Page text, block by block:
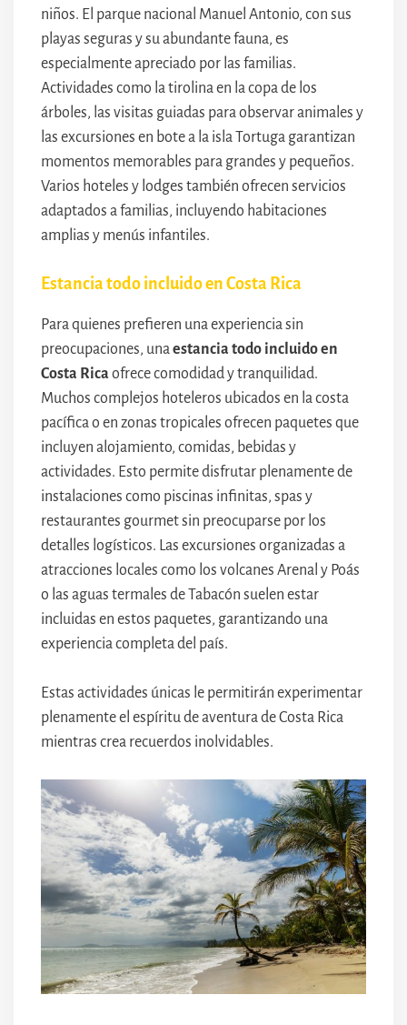
niños. El parque nacional Manuel Antonio, con sus
playas seguras y su abundante fauna, es
especialmente apreciado por las familias.
Actividades como la tirolina en la copa de los
árboles, las visitas guiadas para observar animales y
las excursiones en bote a la isla Tortuga garantizan
momentos memorables para grandes y pequeños.
Varios hoteles y lodges también ofrecen servicios
adaptados a familias, incluyendo habitaciones
amplias y menús infantiles.
Estancia todo incluido en Costa Rica
Para quienes prefieren una experiencia sin
preocupaciones, unaestancia todo incluido en
Costa Rica ofrece comodidad y tranquilidad.
Muchos complejos hoteleros ubicados en la costa
pacífica o en zonas tropicales ofrecen paquetes que
incluyen alojamiento, comidas, bebidas y
actividades. Esto permite disfrutar plenamente de
instalaciones como piscinas infinitas, spas y
restaurantes gourmet sin preocuparse por los
detalles logísticos. Las excursiones organizadas a
atracciones locales como los volcanes Arenal y Poás
o las aguas termales de Tabacón suelen estar
incluidas en estos paquetes, garantizando una
experiencia completa del país.
Estas actividades únicas le permitirán experimentar
plenamente el espíritu de aventura de Costa Rica
mientras crea recuerdos inolvidables.